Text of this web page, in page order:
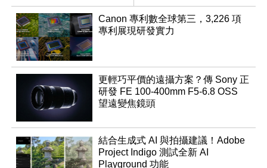
有望登場
Canon 專利數全球第三，3,226 項
專利展現研發實力
更輕巧平價的遠攝方案？傳 Sony 正
研發 FE 100-400mm F5-6.8 OSS
望遠變焦鏡頭
結合生成式 AI 與拍攝建議！Adobe
Project Indigo 測試全新 AI
Playground 功能